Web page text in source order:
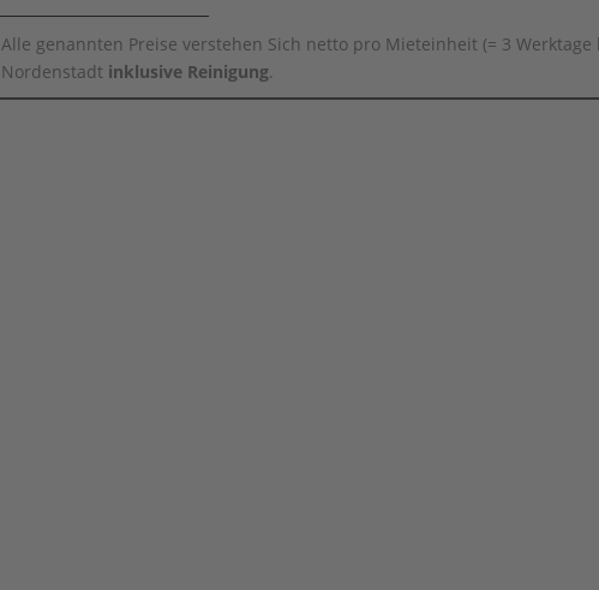
Alle genannten Preise verstehen Sich netto pro Mieteinheit (= 3
Nordenstadt inklusive Reinigung.